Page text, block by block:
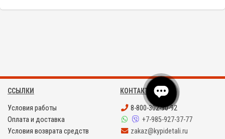
ССЫЛКИ
Условия работы
Оплата и доставка
Условия возврата средств
КОНТАКТЫ
8-800-302-90-92
+7-985-927-37-77
zakaz@kypidetali.ru